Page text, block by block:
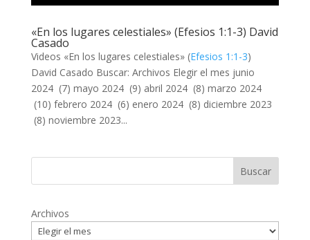
«En los lugares celestiales» (Efesios 1:1-3) David
Casado
Videos «En los lugares celestiales» (Efesios 1:1-3)
David Casado Buscar: Archivos Elegir el mes junio
2024 (7) mayo 2024 (9) abril 2024 (8) marzo 2024
(10) febrero 2024 (6) enero 2024 (8) diciembre 2023
(8) noviembre 2023...
Archivos